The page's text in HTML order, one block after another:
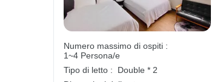
Numero massimo di ospiti :
1~4 Persona/e
Tipo di letto :
Double * 2